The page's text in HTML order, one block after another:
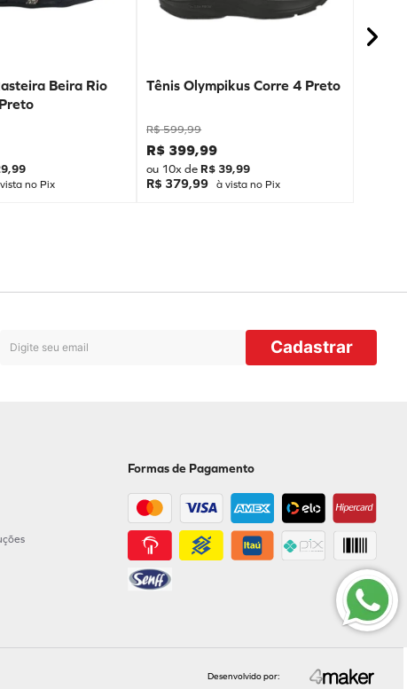
Beira Rio
,99
no Pix
Tênis Olympikus Corre 4 Preto
R$ 599,99
R$ 399,99
ou 10x de R$ 39,99
R$ 379,99 à vista no Pix
Cadastrar
Formas de Pagamento
Desenvolvido por: